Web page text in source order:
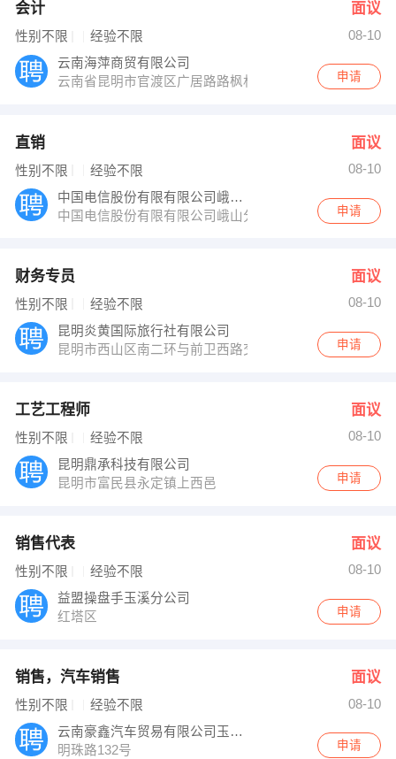
会计 面议
性别不限 经验不限
08-10
云南海萍商贸有限公司
云南省昆明市官渡区广居路路枫林盛景11栋302室申请
直销 面议
性别不限 经验不限
08-10
中国电信股份有限有限公司峨山分公司
中国电信股份有限有限公司峨山分公司
申请
财务专员 面议
性别不限 经验不限
08-10
昆明炎黄国际旅行社有限公司
昆明市西山区南二环与前卫西路交汇处滇池康桥小区22-3
申请
工艺工程师 面议
性别不限 经验不限
08-10
昆明鼎承科技有限公司
昆明市富民县永定镇上西邑
申请
销售代表 面议
性别不限 经验不限
08-10
益盟操盘手玉溪分公司
红塔区
申请
销售，汽车销售 面议
性别不限 经验不限
08-10
云南豪鑫汽车贸易有限公司玉溪分公司
明珠路132号
申请